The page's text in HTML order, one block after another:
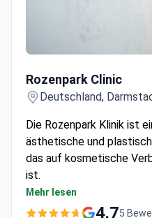
Rozenpark Сlinic
Deutschland,
Die Rozenpark Klinik ist
ästhetische und
das auf kosmetische
ist.
Mit Sitz in Darmstadt,
kosmetologischen
Mehr lesen
4.75